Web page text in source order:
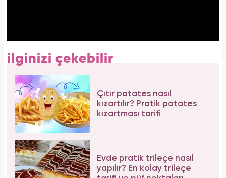
ilginizi çekebilir
Çıtır patates nasıl
kızartılır? Pratik patates
kızartması tarifi
Evde pratik trileçe nasıl
yapılır? En kolay trileçe